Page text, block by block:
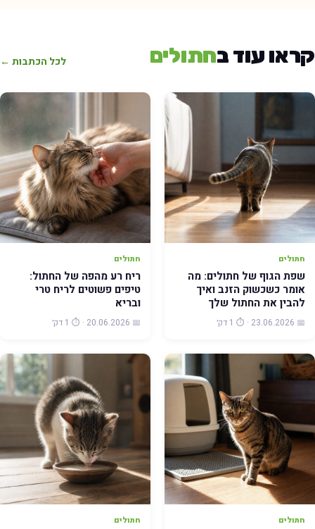
עוד בחתולים לכל הכתבות ←
חתולים
שפת הגוף של חתולים: מה
אומר כשכשוק הזנב ואיך
להבין את החתול שלך
📅 23.06.2026 · ⏱️ 1 דק׳
חתולים
ריח רע מהפה של החתול:
טיפים פשוטים לריח טרי
ובריא
📅 20.06.2026 · ⏱️ 1 דק׳
חתולים חתולים